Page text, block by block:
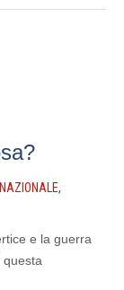
,
e la guerra